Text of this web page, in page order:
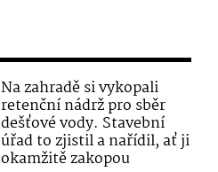
Na zahradě si vykopali
retenční nádrž pro sběr
dešťové vody. Stavební
úřad to zjistil a nařídil, ať ji
okamžitě zakopou